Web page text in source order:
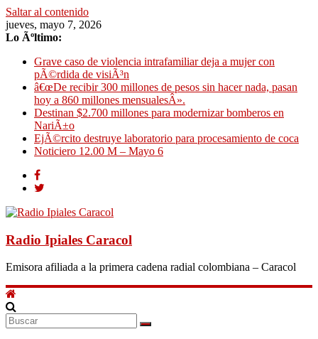
Saltar al contenido
jueves, mayo 7, 2026
Lo Ãºltimo:
Grave caso de violencia intrafamiliar deja a mujer con
pÃ©rdida de visiÃ³n
â€œDe recibir 300 millones de pesos sin hacer nada, pasan
hoy a 860 millones mensualesÂ».
Destinan $2.700 millones para modernizar bomberos en
NariÃ±o
EjÃ©rcito destruye laboratorio para procesamiento de coca
Noticiero 12.00 M – Mayo 6
Radio Ipiales Caracol
Emisora afiliada a la primera cadena radial colombiana – Caracol